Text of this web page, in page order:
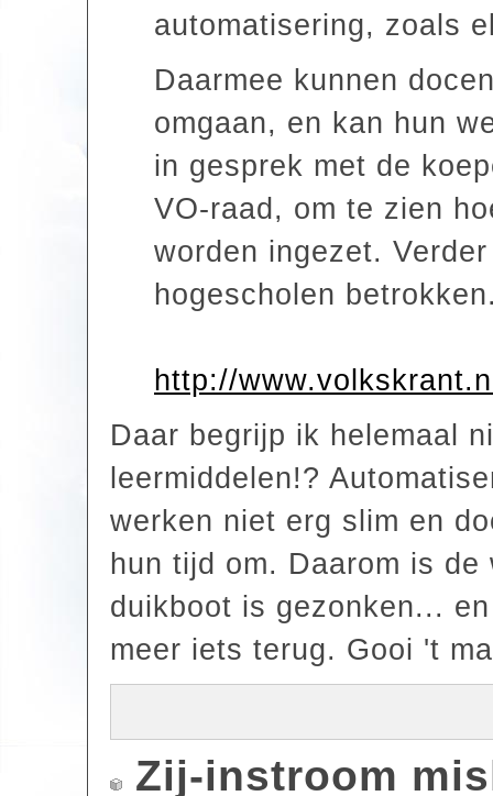
automatisering, zoals
Daarmee kunnen
omgaan, en kan hun
in gesprek met de
VO-raad, om te zien
worden ingezet.
hogescholen
http://
Daar begrijp ik helemaal
leermiddelen!?
werken niet erg slim en
hun tijd om. Daarom is
duikboot is gezonken...
meer iets terug. Gooi 't
Zij-instroom